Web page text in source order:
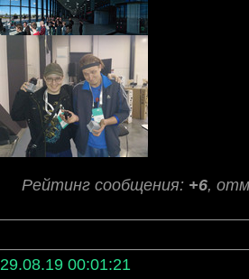
Рейтинг сообщения: +6,
29.08.19 00:01:21